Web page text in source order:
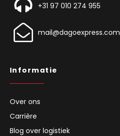
+31 97 010 274 955
mail@dagoexpress.com
Informatie
Over ons
Carrière
Blog over logistiek